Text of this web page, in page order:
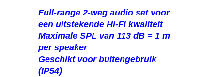
Full-range 2-weg audio set voor
een uitstekende Hi-Fi kwaliteit
Maximale SPL van 113 dB = 1 m
per speaker
Geschikt voor buitengebruik
(IP54)